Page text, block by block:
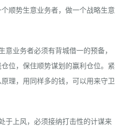
顺势生意业务者，做一个战略生意
意业务者必须有背城借一的预备，
位，保住顺势谋划的赢利仓位。紧
理，用同样多的钱，可以用来守卫
于上风，必须接纳打击性的计谋来